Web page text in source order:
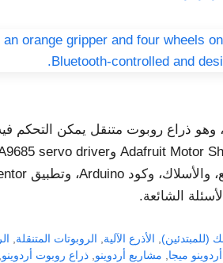
الشائعة.
(للمبتدئين) الأذرع الآلية الروبوتات المتنقلة
أردوينو ميجا مشاريع أردوينو ,ذراع روبوت أردوينو